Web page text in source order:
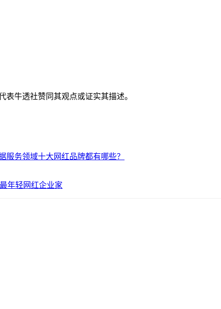
牛透社赞同其观点或证实其描述。
服务领域十大网红品牌都有哪些？
年轻网红企业家